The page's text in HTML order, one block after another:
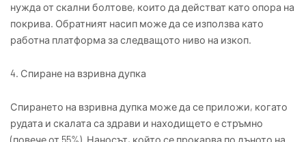
нужда от скални болтове, които да действат като опора на
покрива. Обратният насип може да се използва като
работна платформа за следващото ниво на изкоп.
4. Спиране на взривна дупка
Спирането на взривна дупка може да се приложи, когато
рудата и скалата са здрави и находището е стръмно
(повече от 55%). Наносът, който се прокарва по дъното на